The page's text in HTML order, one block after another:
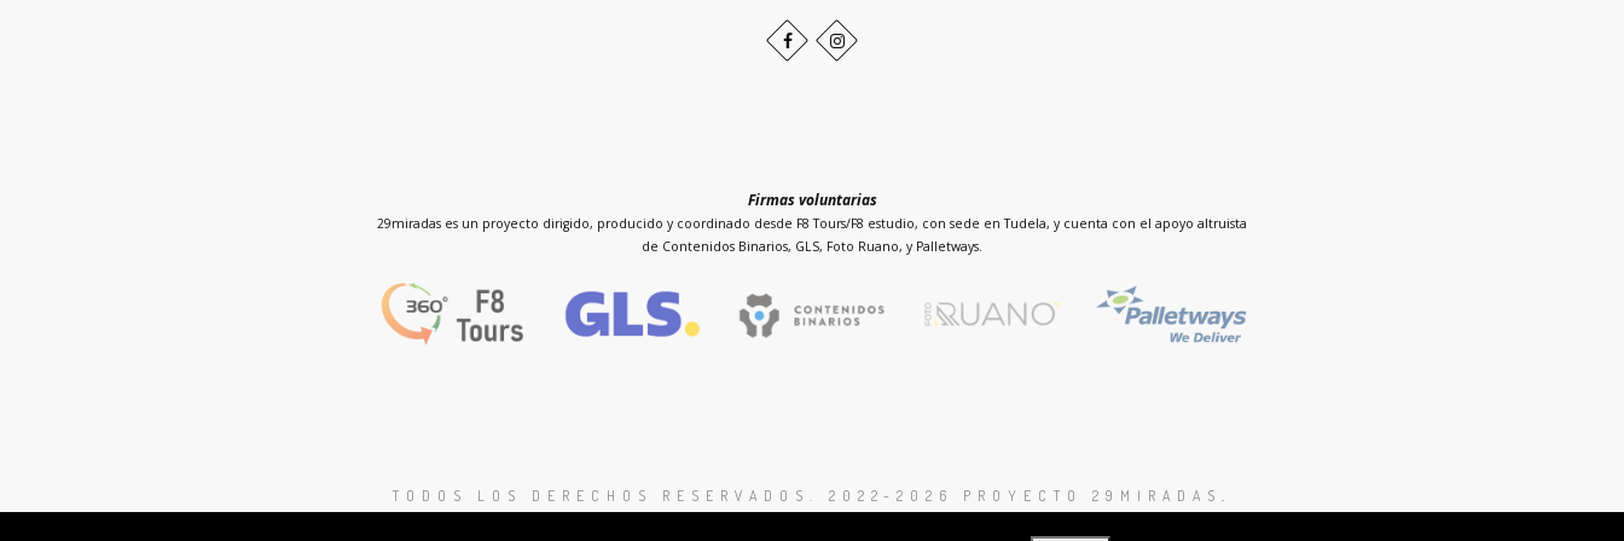
FacebookInstagram
Firmas voluntarias
29miradas es un proyecto dirigido, producido y coordinado desde F8 Tours/F8 estudio, con sede en Tudela, y cuenta con el apoyo altruista
de Contenidos Binarios, GLS, Foto Ruano, y Palletways.
TODOS LOS DERECHOS RESERVADOS. 2022-2026 PROYECTO 29MIRADAS .